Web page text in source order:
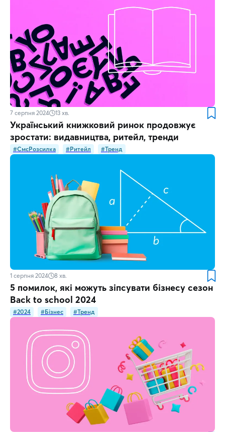
7 серпня 2024 13 хв.
Український книжковий ринок продовжує
зростати: видавництва, ритейл, тренди
#СмсРозсилка #Ритейл #Тренд
1 серпня 2024 8 хв.
5 помилок, які можуть зіпсувати бізнесу сезон
Back to school 2024
#2024 #Бізнес #Тренд